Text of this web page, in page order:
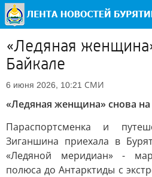
«Ледяная
Байкале
6 июня 2026, 10:21 СМИ
«Ледяная женщина» снова
Параспортсменка и
Зиганшина приехала в
«Ледяной меридиан» -
полюса до Антарктиды с